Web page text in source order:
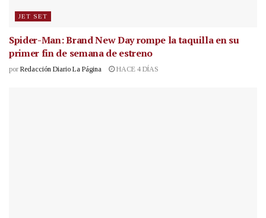
JET SET
Spider-Man: Brand New Day rompe la taquilla en su
primer fin de semana de estreno
por Redacción Diario La Página HACE 4 DÍAS